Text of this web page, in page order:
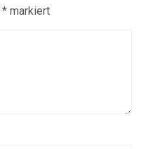
* markiert